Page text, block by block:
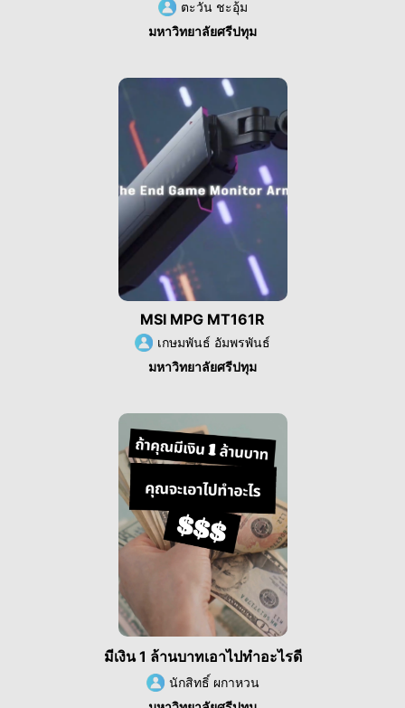
ตะวัน ชะอุ้ม
มหาวิทยาลัยศรีปทุม
MSI MPG MT161R
เกษมพันธ์ อัมพรพันธ์
มหาวิทยาลัยศรีปทุม
มีเงิน 1 ล้านบาทเอาไปทำอะไรดี
นักสิทธิ์ ผกาหวน